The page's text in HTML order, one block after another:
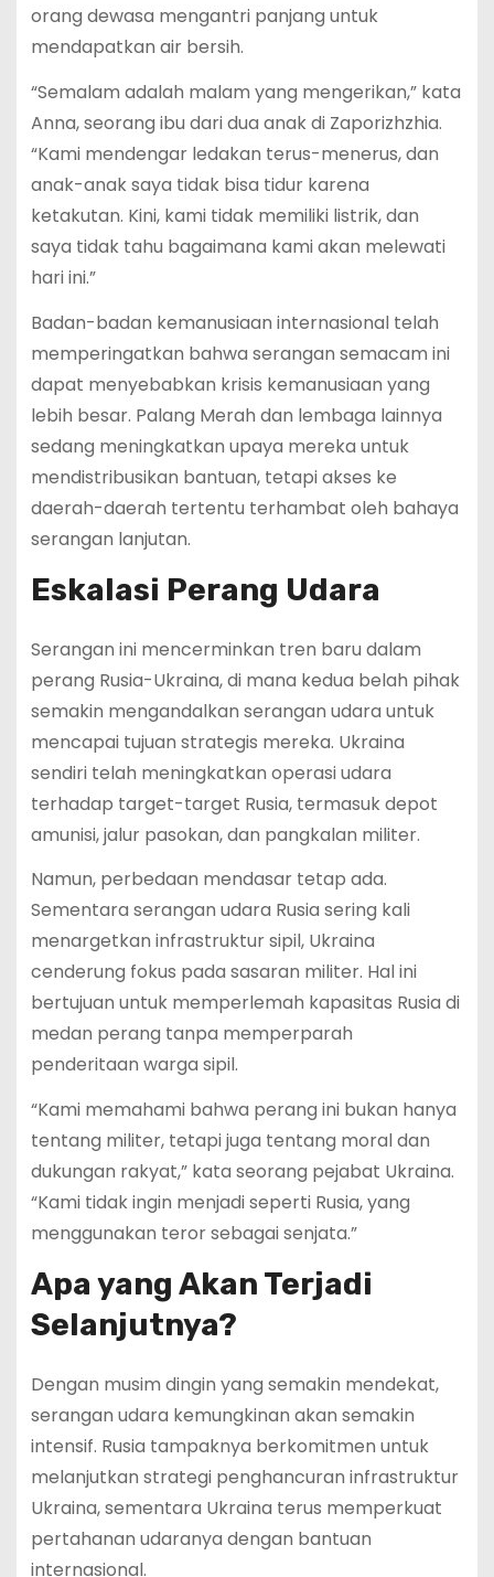
orang dewasa mengantri panjang untuk
mendapatkan air bersih.
“Semalam adalah malam yang mengerikan,” kata
Anna, seorang ibu dari dua anak di Zaporizhzhia.
“Kami mendengar ledakan terus-menerus, dan
anak-anak saya tidak bisa tidur karena
ketakutan. Kini, kami tidak memiliki listrik, dan
saya tidak tahu bagaimana kami akan melewati
hari ini.”
Badan-badan kemanusiaan internasional telah
memperingatkan bahwa serangan semacam ini
dapat menyebabkan krisis kemanusiaan yang
lebih besar. Palang Merah dan lembaga lainnya
sedang meningkatkan upaya mereka untuk
mendistribusikan bantuan, tetapi akses ke
daerah-daerah tertentu terhambat oleh bahaya
serangan lanjutan.
Eskalasi Perang Udara
Serangan ini mencerminkan tren baru dalam
perang Rusia-Ukraina, di mana kedua belah pihak
semakin mengandalkan serangan udara untuk
mencapai tujuan strategis mereka. Ukraina
sendiri telah meningkatkan operasi udara
terhadap target-target Rusia, termasuk depot
amunisi, jalur pasokan, dan pangkalan militer.
Namun, perbedaan mendasar tetap ada.
Sementara serangan udara Rusia sering kali
menargetkan infrastruktur sipil, Ukraina
cenderung fokus pada sasaran militer. Hal ini
bertujuan untuk memperlemah kapasitas Rusia di
medan perang tanpa memperparah
penderitaan warga sipil.
“Kami memahami bahwa perang ini bukan hanya
tentang militer, tetapi juga tentang moral dan
dukungan rakyat,” kata seorang pejabat Ukraina.
“Kami tidak ingin menjadi seperti Rusia, yang
menggunakan teror sebagai senjata.”
Apa yang Akan Terjadi
Selanjutnya?
Dengan musim dingin yang semakin mendekat,
serangan udara kemungkinan akan semakin
intensif. Rusia tampaknya berkomitmen untuk
melanjutkan strategi penghancuran infrastruktur
Ukraina, sementara Ukraina terus memperkuat
pertahanan udaranya dengan bantuan
internasional.